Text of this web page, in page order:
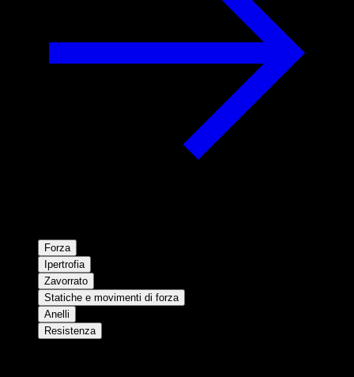
Forza
Ipertrofia
Zavorrato
Statiche e movimenti di forza
Anelli
Resistenza